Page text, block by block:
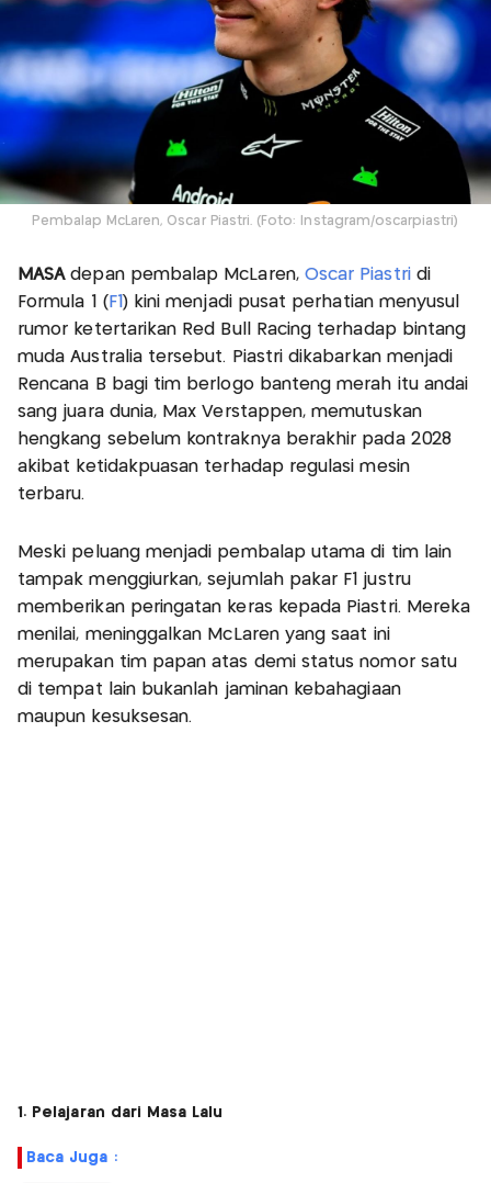
Pembalap McLaren, Oscar Piastri. (Foto: Instagram/oscarpiastri)
MASAdepan pembalap McLaren, Oscar Piastridi
Formula 1 ( F1) kini menjadi pusat perhatian menyusul
rumor ketertarikan Red Bull Racing terhadap bintang
muda Australia tersebut. Piastri dikabarkan menjadi
Rencana B bagi tim berlogo banteng merah itu andai
sang juara dunia, Max Verstappen, memutuskan
hengkang sebelum kontraknya berakhir pada 2028
akibat ketidakpuasan terhadap regulasi mesin
terbaru.
Meski peluang menjadi pembalap utama di tim lain
tampak menggiurkan, sejumlah pakar F1 justru
memberikan peringatan keras kepada Piastri. Mereka
menilai, meninggalkan McLaren yang saat ini
merupakan tim papan atas demi status nomor satu
di tempat lain bukanlah jaminan kebahagiaan
maupun kesuksesan.
1. Pelajaran dari Masa Lalu
Baca Juga :